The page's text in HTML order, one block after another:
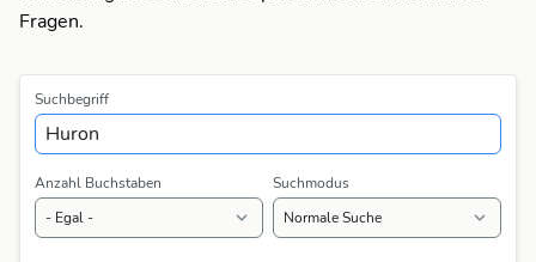
Fragen.
Suchbegriff
Anzahl Buchstaben Suchmodus